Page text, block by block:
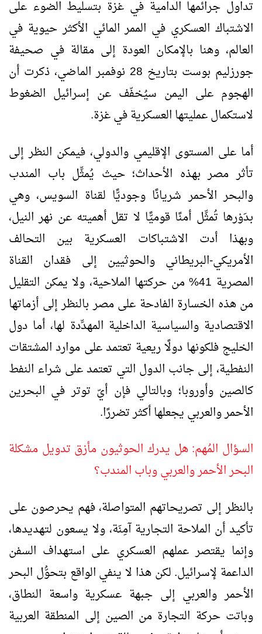
تداول جرائمها الدامية في غزة بتسليط الضوء على
الاشتباك العسكري في الممر المائي الأكثر حيوية في
العالم، وهنا بالإمكان العودة إلى مقالة في صحيفة
جورزليم بوست بتاريخ 28 نوفمبر الماضي، ذكرت أن
الهجوم على اليمن سيُخفّف عن إسرائيل الضغوط
لاستكمال عمليتها العسكرية في غزة.
أما على المستوى الإقليمي والدولي، فيمكن النظر إلى
تأثر مصر بهذه الأحداث؛ حيث يُمثِّل باب المندب
والبحر الأحمر شريانًا وجوديًّا لقناة السويس، وهي
بدَوْرها تُمثِّل أمنًا قوميًّا لا تقل أهميته عن نهر النيل،
وبهذا أدت الاشتباكات العسكرية بين التحالف
الأمريكي-البريطاني والحوثيين إلى فقدان القناة
المصرية 41% من حركتها الملاحية، ولا يمكن التقليل
من هذه الخسارة الفادحة على مصر بالنظر إلى أزماتها
الاقتصادية والسياسية الداخلية المهدِّدة لها، أما دول
الخليج فلكونها دولًا ريعية تعتمد على موارد المشتقات
النفطية، إلى جانب الدول التي تعتمد على شراء النفط
كالصين وأوروبا؛ وبالتالي فإن أيّ توتر في البحرين
الأحمر والعربي يجعلها أكثر تضررًا.
السؤال المُهم: هل يدرك الحوثيون مأزق تدويل مشكلة
البحر الأحمر والعربي وباب المندب؟
بالنظر إلى تصريحاتهم المتواصلة، فهم يحرصون على
تأكيد أن الملاحة التجارية آمِنَة، ولا يسعون لتهديدها،
وإنما يقتصر عملهم العسكري على استهداف السفن
الداعمة لإسرائيل. لكن هذا لا ينفي الواقع بتحوُّل البحر
الأحمر والعربي إلى جبهة عسكرية واسعة النطاق،
وباتت حركة التجارة من الصين إلى المنطقة العربية